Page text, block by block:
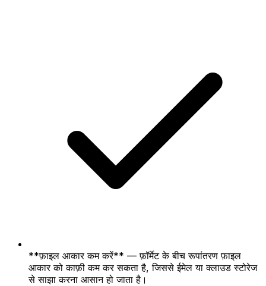
**फ़ाइल आकार कम करें** — फ़ॉर्मेट के बीच रूपांतरण फ़ाइल
आकार को काफ़ी कम कर सकता है, जिससे ईमेल या क्लाउड स्टोरेज
से साझा करना आसान हो जाता है।